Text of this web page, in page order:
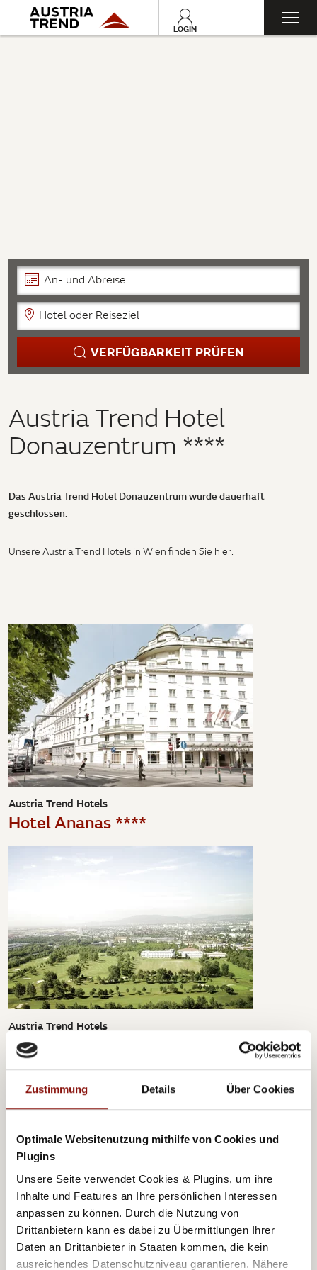
Zustimmung Details Über Cookies
Optimale Websitenutzung mithilfe von Cookies und
Plugins
Unsere Seite verwendet Cookies & Plugins, um ihre
Inhalte und Features an Ihre persönlichen Interessen
anpassen zu können. Durch die Nutzung von
Drittanbietern kann es dabei zu Übermittlungen Ihrer
Daten an Drittanbieter in Staaten kommen, die kein
ausreichendes Datenschutzniveau garantieren. Nähere
LOGIN
An- und Abreise
Hotel oder Reiseziel
VERFÜGBARKEIT PRÜFEN
Austria Trend Hotel
Donauzentrum ****
Das Austria Trend Hotel Donauzentrum wurde dauerhaft
geschlossen.
Unsere Austria Trend Hotels in Wien finden Sie hier:
Austria Trend Hotels
Hotel Ananas ****
Austria Trend Hotels
Hotel Bosei ****
Austria Trend Hotels